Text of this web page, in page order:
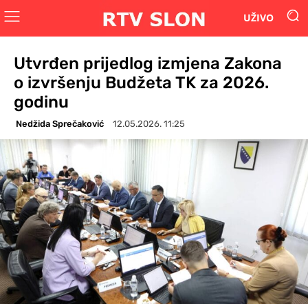
UŽIVO
Utvrđen prijedlog izmjena Zakona
o izvršenju Budžeta TK za 2026.
godinu
Nedžida Sprečaković 12.05.2026. 11:25